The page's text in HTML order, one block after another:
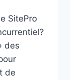
SitePro
des
de